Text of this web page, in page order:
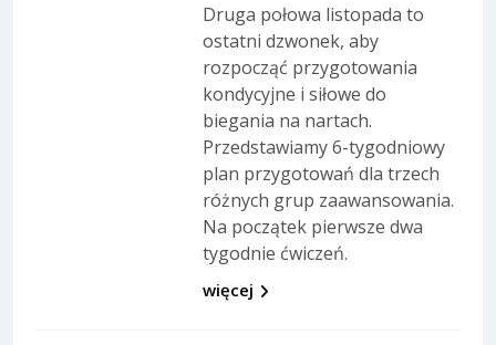
Druga połowa listopada to
ostatni dzwonek, aby
rozpocząć przygotowania
kondycyjne i siłowe do
biegania na nartach.
Przedstawiamy 6-tygodniowy
plan przygotowań dla trzech
różnych grup zaawansowania.
Na początek pierwsze dwa
tygodnie ćwiczeń.
więcej